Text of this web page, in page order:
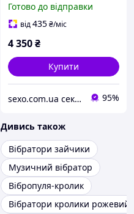
Готово до відправки
від435₴/міс
4 350₴
Купити
sexo.com.ua секс-шоп інтернет-магазин 95%
Дивись також
Вібратори зайчики
Музичний вібратор
Вібропуля-кролик
Вібратори кролики рожевий